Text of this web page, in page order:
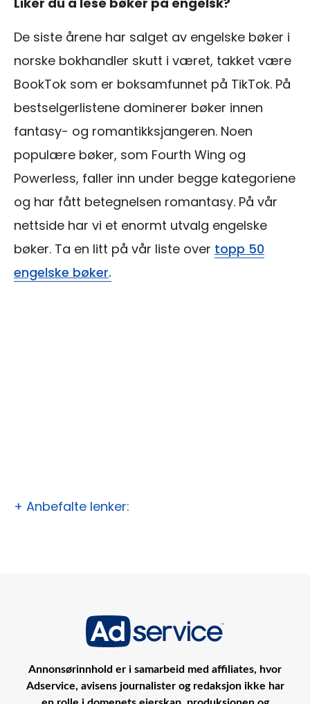
De siste årene har salget av engelske bøker i
norske bokhandler skutt i været, takket være
BookTok som er boksamfunnet på TikTok. På
bestselgerlistene dominerer bøker innen
fantasy- og romantikksjangeren. Noen
populære bøker, som Fourth Wing og
Powerless, faller inn under begge kategoriene
og har fått betegnelsen romantasy. På vår
nettside har vi et enormt utvalg engelske
bøker. Ta en litt på vår liste over topp 50
engelske bøker.
+ Anbefalte lenker:
Annonsørinnhold er i samarbeid med affiliates, hvor
Adservice, avisens journalister og redaksjon ikke har